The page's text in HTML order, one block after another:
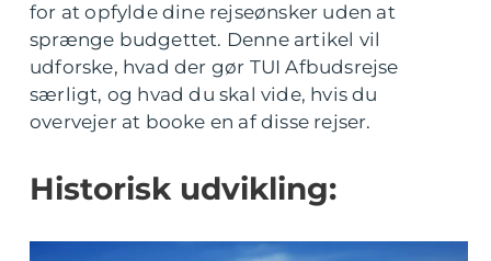
for at opfylde dine rejseønsker uden at
sprænge budgettet. Denne artikel vil
udforske, hvad der gør TUI Afbudsrejse
særligt, og hvad du skal vide, hvis du
overvejer at booke en af disse rejser.
Historisk udvikling: